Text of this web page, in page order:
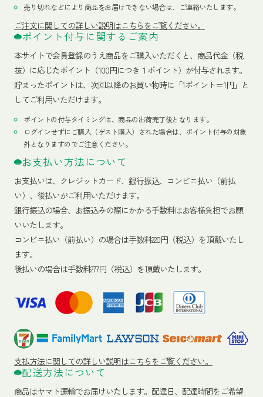
売り切れなどにより商品をお届けできない場合は、ご連絡いたします。
ご注文に関しての詳しい説明はこちらをご覧ください。
ポイント付与に関するご案内
本サイトで会員登録のうえ商品をご購入いただくと、商品代金（税
抜）に応じたポイント（100円につき１ポイント）が付与されます。
貯まったポイントは、次回以降のお買い物時に「1ポイント＝1円」と
してご利用いただけます。
ポイントの付与タイミングは、商品の出荷完了後となります。
ログインせずにご購入（ゲスト購入）された場合は、ポイント付与の対象
外となりますのでご注意ください。
お支払い方法について
お支払いは、クレジットカード、銀行振込、コンビニ払い（前払
い）、後払いがご利用いただけます。
銀行振込の場合、お振込みの際にかかる手数料はお客様負担でお願
いいたします。
コンビニ払い（前払い）の場合は手数料220円（税込）を頂戴いたし
ます。
後払いの場合は手数料277円（税込）を頂戴いたします。
支払方法に関しての詳しい説明はこちらをご覧ください。
配送方法について
商品はヤマト運輸でお届けいたします。 配達日、配達時間をご希望